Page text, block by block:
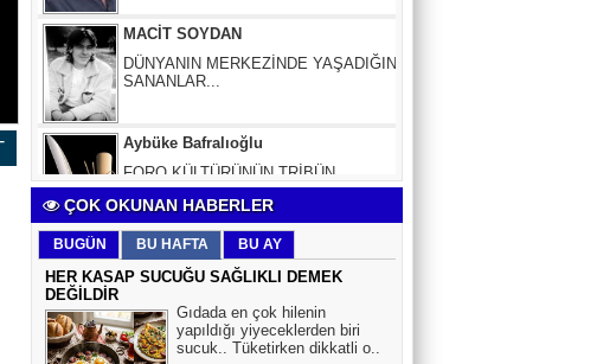
SANANLAR...
Aybüke Bafralıoğlu
OYUNCULARI
TURİZM VE EĞİTİM
Mr.Hiko...
KORKU VE ŞÜPHE
DÜŞMANLARINIZDIR...
ÇOK OKUNAN HABERLER
BUGÜN BU HAFTA BU AY
HER KASAP SUCUĞU SAĞLIKLI DEMEK
DEĞİLDİR
Gıdada en çok hilenin
yapıldığı yiyeceklerden biri
sucuk.. Tüketirken dikkatli o..